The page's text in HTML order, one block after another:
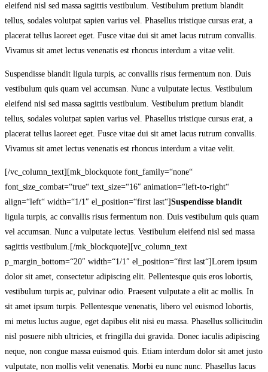
eleifend nisl sed massa sagittis vestibulum. Vestibulum pretium blandit
tellus, sodales volutpat sapien varius vel. Phasellus tristique cursus erat, a
placerat tellus laoreet eget. Fusce vitae dui sit amet lacus rutrum convallis.
Vivamus sit amet lectus venenatis est rhoncus interdum a vitae velit.
Suspendisse blandit ligula turpis, ac convallis risus fermentum non. Duis
vestibulum quis quam vel accumsan. Nunc a vulputate lectus. Vestibulum
eleifend nisl sed massa sagittis vestibulum. Vestibulum pretium blandit
tellus, sodales volutpat sapien varius vel. Phasellus tristique cursus erat, a
placerat tellus laoreet eget. Fusce vitae dui sit amet lacus rutrum convallis.
Vivamus sit amet lectus venenatis est rhoncus interdum a vitae velit.
[/vc_column_text][mk_blockquote font_family=“none“
font_size_combat=“true“ text_size=“16″ animation=“left-to-right“
align=“left“ width=“1/1″ el_position=“first last“]Suspendisse blandit
ligula turpis, ac convallis risus fermentum non. Duis vestibulum quis quam
vel accumsan. Nunc a vulputate lectus. Vestibulum eleifend nisl sed massa
sagittis vestibulum.[/mk_blockquote][vc_column_text
p_margin_bottom=“20″ width=“1/1″ el_position=“first last“]Lorem ipsum
dolor sit amet, consectetur adipiscing elit. Pellentesque quis eros lobortis,
vestibulum turpis ac, pulvinar odio. Praesent vulputate a elit ac mollis. In
sit amet ipsum turpis. Pellentesque venenatis, libero vel euismod lobortis,
mi metus luctus augue, eget dapibus elit nisi eu massa. Phasellus sollicitudin
nisl posuere nibh ultricies, et fringilla dui gravida. Donec iaculis adipiscing
neque, non congue massa euismod quis. Etiam interdum dolor sit amet justo
vulputate, non mollis velit venenatis. Morbi eu nunc nunc. Phasellus lacus